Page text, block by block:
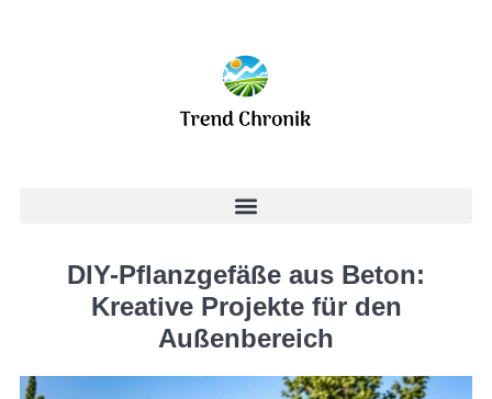
DIY-Pflanzgefäße aus Beton:
Kreative Projekte für den
Außenbereich